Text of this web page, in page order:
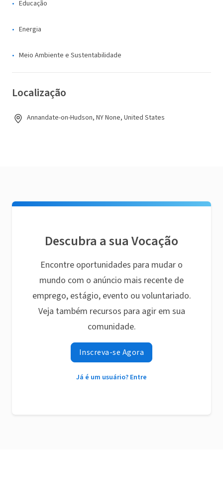
Educação
Energia
Meio Ambiente e Sustentabilidade
Localização
Annandate-on-Hudson, NY None, United States
Descubra a sua Vocação
Encontre oportunidades para mudar o
mundo com o anúncio mais recente de
emprego, estágio, evento ou voluntariado.
Veja também recursos para agir em sua
comunidade.
Inscreva-se Agora
Já é um usuário? Entre